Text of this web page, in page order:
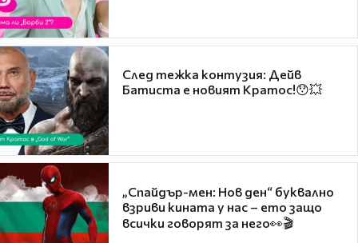
След тежка контузия: Дейв
Батиста е новият Кратос!😯💥
„Спайдър-мен: Нов ден“ буквално
взриви кината у нас – ето защо
всички говорят за него👀🎬